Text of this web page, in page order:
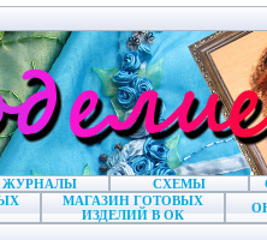
ЖУРНАЛЫ СХЕМЫ
МАГАЗИН ГОТОВЫХ
ИЗДЕЛИЙ В ОК